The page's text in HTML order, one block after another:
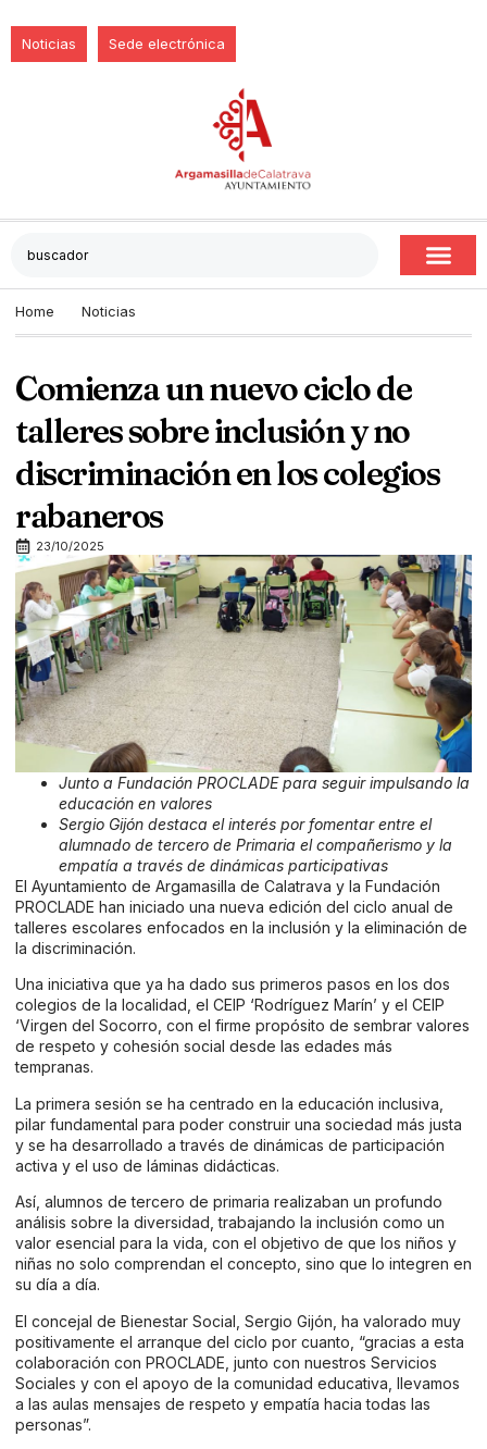
Noticias Sede electrónica
Home Noticias
Comienza un nuevo ciclo de
talleres sobre inclusión y no
discriminación en los colegios
rabaneros
23/10/2025
Junto a Fundación PROCLADE para seguir impulsando la
educación en valores
Sergio Gijón destaca el interés por fomentar entre el
alumnado de tercero de Primaria el compañerismo y la
empatía a través de dinámicas participativas
El Ayuntamiento de Argamasilla de Calatrava y la Fundación
PROCLADE han iniciado una nueva edición del ciclo anual de
talleres escolares enfocados en la inclusión y la eliminación de
la discriminación.
Una iniciativa que ya ha dado sus primeros pasos en los dos
colegios de la localidad, el CEIP ‘Rodríguez Marín’ y el CEIP
‘Virgen del Socorro, con el firme propósito de sembrar valores
de respeto y cohesión social desde las edades más
tempranas.
La primera sesión se ha centrado en la educación inclusiva,
pilar fundamental para poder construir una sociedad más justa
y se ha desarrollado a través de dinámicas de participación
activa y el uso de láminas didácticas.
Así, alumnos de tercero de primaria realizaban un profundo
análisis sobre la diversidad, trabajando la inclusión como un
valor esencial para la vida, con el objetivo de que los niños y
niñas no solo comprendan el concepto, sino que lo integren en
su día a día.
El concejal de Bienestar Social, Sergio Gijón, ha valorado muy
positivamente el arranque del ciclo por cuanto, “gracias a esta
colaboración con PROCLADE, junto con nuestros Servicios
Sociales y con el apoyo de la comunidad educativa, llevamos
a las aulas mensajes de respeto y empatía hacia todas las
personas”.